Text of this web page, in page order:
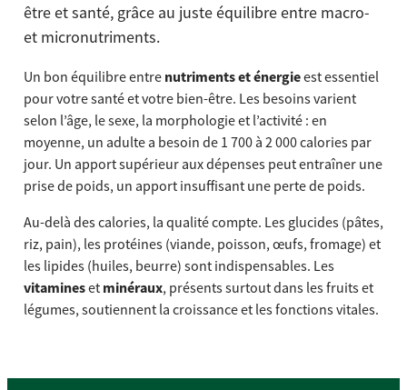
être et santé, grâce au juste équilibre entre macro-
et micronutriments.
Un bon équilibre entre nutriments et énergieest essentiel
pour votre santé et votre bien-être. Les besoins varient
selon l’âge, le sexe, la morphologie et l’activité : en
moyenne, un adulte a besoin de 1 700 à 2 000 calories par
jour. Un apport supérieur aux dépenses peut entraîner une
prise de poids, un apport insuffisant une perte de poids.
Au-delà des calories, la qualité compte. Les glucides (pâtes,
riz, pain), les protéines (viande, poisson, œufs, fromage) et
les lipides (huiles, beurre) sont indispensables. Les
vitamineset minéraux, présents surtout dans les fruits et
légumes, soutiennent la croissance et les fonctions vitales.